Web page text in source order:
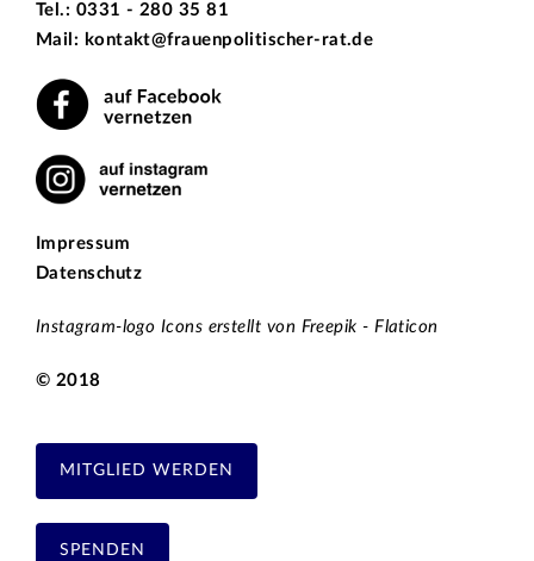
Tel.: 0331 - 280 35 81
Mail: kontakt@frauenpolitischer-rat.de
Impressum
Datenschutz
Instagram-logo Icons erstellt von Freepik - Flaticon
© 2018
MITGLIED WERDEN
SPENDEN